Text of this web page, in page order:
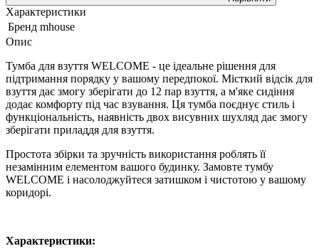
Характеристики
Бренд mhouse
Опис
Тумба для взуття WELCOME - це ідеальне рішення для
підтримання порядку у вашому передпокої. Місткий відсік для
взуття дає змогу зберігати до 12 пар взуття, а м'яке сидіння
додає комфорту під час взування. Ця тумба поєднує стиль і
функціональність, наявність двох висувних шухляд дає змогу
зберігати приладдя для взуття.
Простота збірки та зручність використання роблять її
незамінним елементом вашого будинку. Замовте тумбу
WELCOME і насолоджуйтеся затишком і чистотою у вашому
коридорі.
Характеристики: